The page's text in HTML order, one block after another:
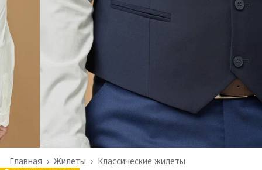
Классические жилеты
Жилеты ›
Главная ›